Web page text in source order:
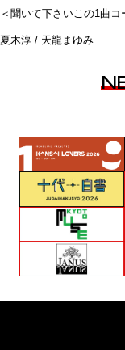
＜聞いて下さいこの1曲コ
夏木淳 / 天龍まゆみ